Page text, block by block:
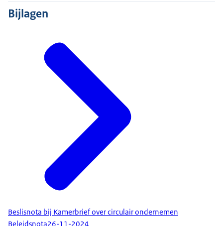
Bijlagen
Beslisnota bij Kamerbrief over circulair ondernemen